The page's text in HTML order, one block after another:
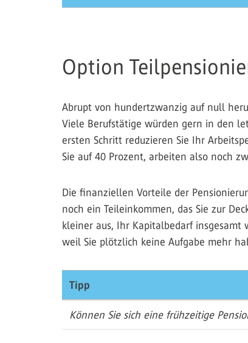
Option
Abrupt von hundertzwanzig auf null
Viele Berufstätige würden gern in den
ersten Schritt reduzieren Sie Ihr
Sie auf 40 Prozent, arbeiten also noch
Die finanziellen Vorteile der
noch ein Teileinkommen, das Sie zur
kleiner aus, Ihr Kapitalbedarf
weil Sie plötzlich keine Aufgabe mehr
Tipp
Können Sie sich eine frühzeitige